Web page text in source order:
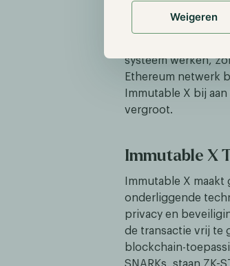
Weigeren
Bron: https://
systeem werken,
Ethereum netwerk
Immutable X bij
vergroot.
Immutable X
Immutable X
onderliggende
privacy en
de transactie vrij te
blockchain-
SNARKs, staan ZK-